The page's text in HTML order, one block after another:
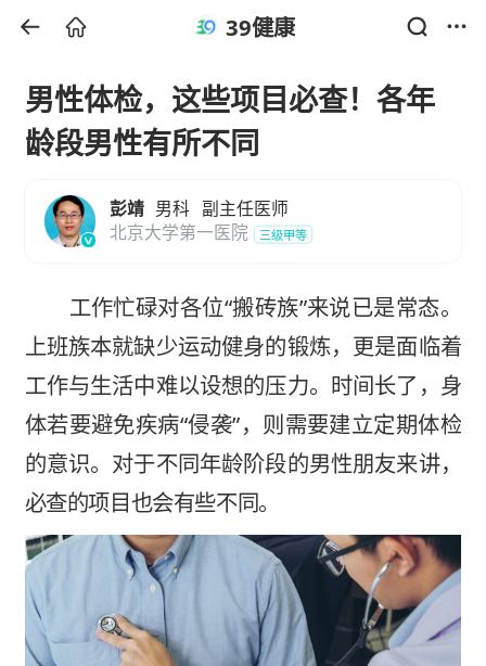
39健康
男性体检，这些项目必查！各年
龄段男性有所不同
彭靖 男科 副主任医师
北京大学第一医院
三级甲等
工作忙碌对各位“搬砖族”来说已是常态。
上班族本就缺少运动健身的锻炼，更是面临着
工作与生活中难以设想的压力。时间长了，身
体若要避免疾病“侵袭”，则需要建立定期体检
的意识。对于不同年龄阶段的男性朋友来讲，
必查的项目也会有些不同。